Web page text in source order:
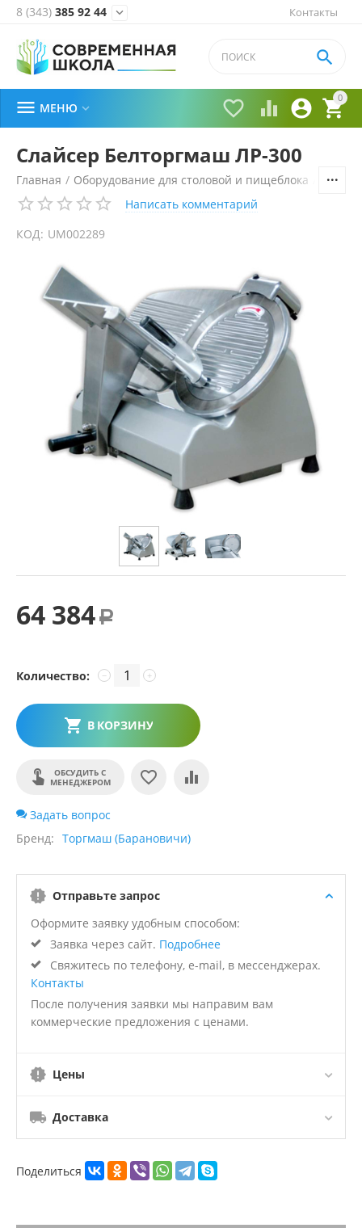
Контакты
8 (343) 385 92 44 
0


 

 МЕНЮ 
Слайсер Белторгмаш ЛР-300
Главная / Оборудование для столовой и пищеблока
Написать комментарий
КОД: UM002289
64 384 Р
Количество: +
−
В КОРЗИНУ
ОБСУДИТЬ С
МЕНЕДЖЕРОМ
Задать вопрос
Бренд
Торгмаш (Барановичи)
Отправьте запрос
Оформите заявку удобным способом:
Заявка через сайт. Подробнее
Свяжитесь по телефону, e-mail, в мессенджерах.
Контакты
После получения заявки мы направим вам
коммерческие предложения с ценами.
Цены
Доставка
Поделиться